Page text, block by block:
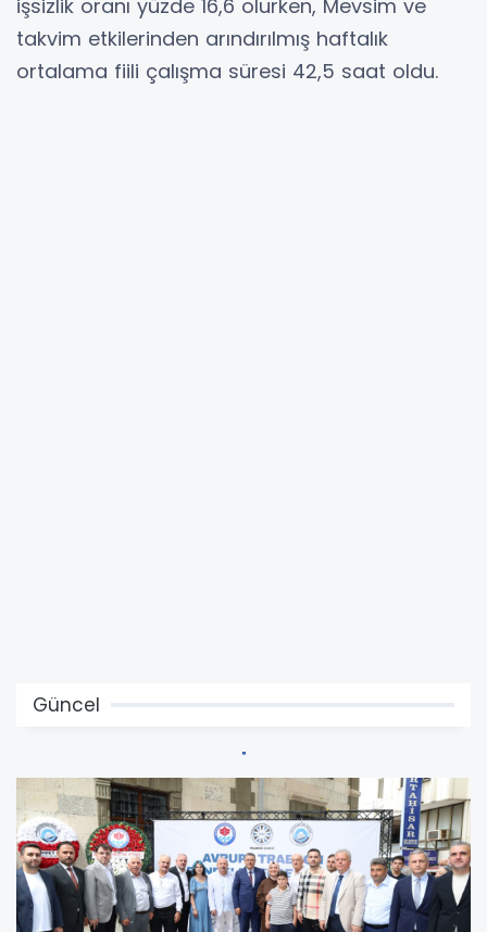
işsizlik oranı yüzde 16,6 olurken, Mevsim ve
takvim etkilerinden arındırılmış haftalık
ortalama fiili çalışma süresi 42,5 saat oldu.
Güncel